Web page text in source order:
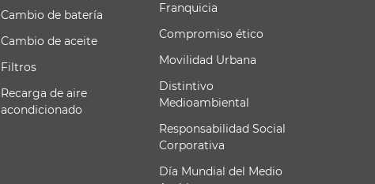
Cambio de batería
Cambio de aceite
Filtros
Recarga de aire
acondicionado
Franquicia
Compromiso ético
Movilidad Urbana
Distintivo
Medioambiental
Responsabilidad Social
Corporativa
Día Mundial del Medio